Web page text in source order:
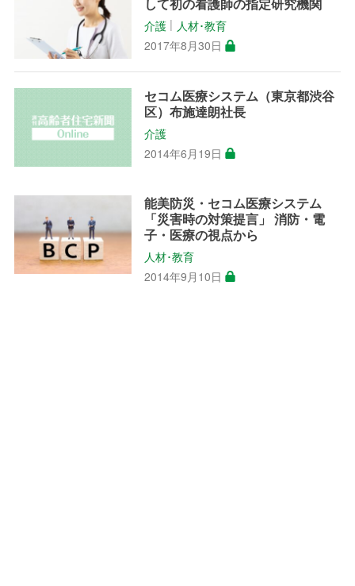
して初の看護師の指定研究機関
介護 │ 人材･教育
2017年8月30日
セコム医療システム（東京都渋谷
区）布施達朗社長
介護
2014年6月19日
能美防災・セコム医療システム
「災害時の対策提言」 消防・電
子・医療の視点から
人材･教育
2014年9月10日